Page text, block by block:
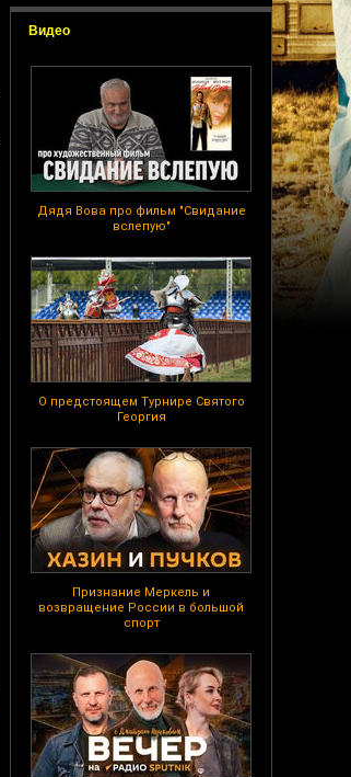
Видео
Дядя Вова про фильм "Свидание
вслепую"
О предстоящем Турнире Святого
Георгия
Признание Меркель и
возвращение России в большой
спорт